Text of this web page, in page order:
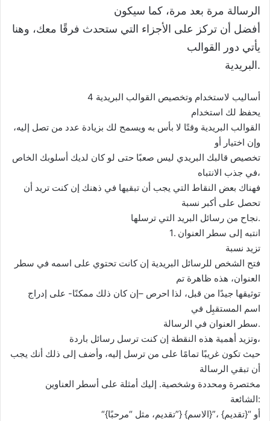
الرسالة مرة بعد مرة، كما سيكون
أفضل أن تركز على الأجزاء التي ستحدث فرقًا معك، وهنا
يأتي دور القوالب
البريدية.
4 أساليب لاستخدام وتخصيص القوالب البريدية
يحفظ لك استخدام
القوالب البريدية وقتًا لا بأس به ويسمح لك بزيادة عدد من تصل إليه،
وإن اختيار أو
تخصيص قالبك البريدي ليس صعبًا حتى لو كان لديك أسلوبك الخاص
في جذب الانتباه،
فهناك بعض النقاط التي يجب أن تبقيها في ذهنك إن كنت تريد أن
تحصل على أكبر نسبة
نجاح من رسائل البريد التي ترسلها.
1. انتبه إلى سطر العنوان
تزيد نسبة
فتح الشخص للرسائل البريدية إن كانت تحتوي على اسمه في سطر
العنوان، هذه ظاهرة تم
توثيقها جيدًا من قبل، لذا احرص –إن كان ذلك ممكنًا- على إدراج
اسم المستقبِل في
سطر العنوان في الرسالة.
وتزيد أهمية هذه النقطة إن كنت ترسل رسائل باردة،
حيث تكون غريبًا تمامًا على من ترسل إليه، وأضف إلى ذلك أنك يجب
أن تبقي الرسالة
مختصرة ومحددة وشخصية. إليك أمثلة على أسطر العناوين
الشائعة:
“{تقديم، مثل “مرحبًا”} {الاسم}”، أو “{تقديم}